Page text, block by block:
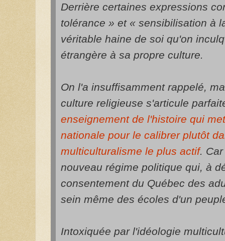
Derrière certaines expressions
tolérance » et « sensibilisation à
véritable haine de soi qu'on
étrangère à sa propre culture.
On l'a insuffisamment rappelé,
culture religieuse s'articule
enseignement de l'histoire qui
nationale pour le calibrer plutôt
multiculturalisme le plus actif.
nouveau régime politique qui, à
consentement du Québec des
sein même des écoles d'un
Intoxiquée par l'idéologie